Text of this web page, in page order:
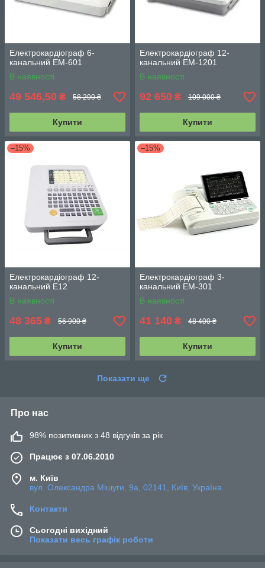
Електрокардіограф 6-
канальний EM-601
В наявності
49 546,50 ₴ 58 290 ₴
Купити
Електрокардіограф 12-
канальний EM-1201
В наявності
92 650 ₴ 109 000 ₴
Купити
–15%
Електрокардіограф 12-
канальний E12
В наявності
48 365 ₴ 56 900 ₴
Купити
–15%
Електрокардіограф 3-
канальний EM-301
В наявності
41 140 ₴ 48 400 ₴
Купити
Показати ще
Про нас
98% позитивних з 48 відгуків за рік
Працює з 07.06.2010
м. Київ
вул. Олександра Мішуги, 9а, 02141, Київ, Україна
Контакти
Сьогодні вихідний
Показати весь графік роботи